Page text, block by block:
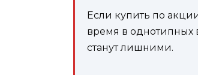
Если купить по
время в однотипных
станут лишними.